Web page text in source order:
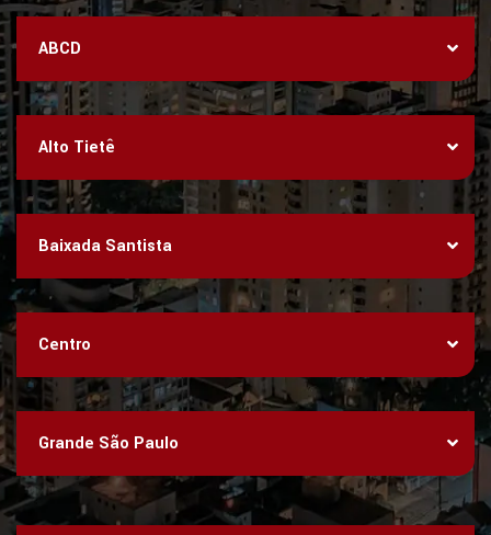
ABCD
Alto Tietê
Baixada Santista
Centro
Grande São Paulo